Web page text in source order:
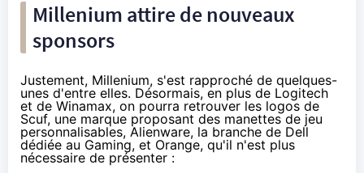
Millenium attire de nouveaux
sponsors
Justement, Millenium, s'est rapproché de quelques-
unes d'entre elles. Désormais, en plus de Logitech
et de Winamax, on pourra retrouver les logos de
Scuf, une marque proposant des manettes de jeu
personnalisables, Alienware, la branche de Dell
dédiée au Gaming, et Orange, qu'il n'est plus
nécessaire de présenter :